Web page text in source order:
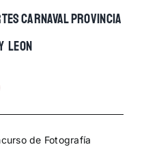
CARNAVALPROVINCIA
LEON
de Fotografía